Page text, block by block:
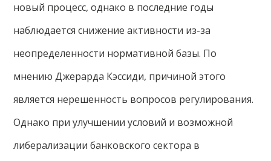
новый процесс, однако в последние годы
наблюдается снижение активности из-за
неопределенности нормативной базы. По
мнению Джерарда Кэссиди, причиной этого
является нерешенность вопросов регулирования.
Однако при улучшении условий и возможной
либерализации банковского сектора в